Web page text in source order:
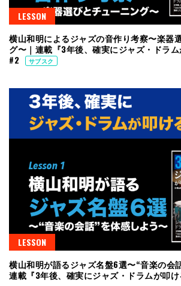
LESSON
横山和明によるジャズの音作り考察〜楽器
グ〜｜連載『3年後、確実にジャズ・ドラム
#2
サブスク
LESSON
横山和明が語るジャズ名盤6選〜“音楽の会
連載『3年後、確実にジャズ・ドラムが叩